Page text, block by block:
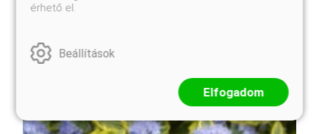
érhető el.
Beállítások
Elfogadom